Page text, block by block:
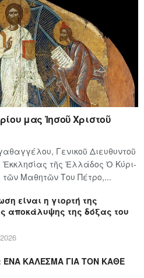
μας Ἰησοῦ Χριστοῦ
Γενικοῦ Διευθυντοῦ
Ἐκκλησίας τῆς Ἑλλάδος Ὁ Κύ­ρι­
τῶν Μα­θη­τῶν Του Πέ­τρο,...
είναι η γιορτή της
αποκάλυψης της δόξας του
ΈΝΑ ΚΑΛΕΣΜΑ ΓΙΑ ΤΟΝ ΚΑΘΕ